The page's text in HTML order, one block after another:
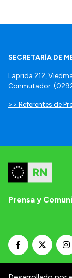
SECRETARÍA DE
Laprida 212,
Conmutador:
>> Referentes de
Prensa y